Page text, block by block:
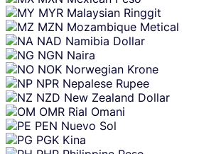
MYR Malaysian Ringgit
MZN Mozambique Metical
NAD Namibia Dollar
NGN Naira
NOK Norwegian Krone
NPR Nepalese Rupee
NZD New Zealand Dollar
OMR Rial Omani
PEN Nuevo Sol
PGK Kina